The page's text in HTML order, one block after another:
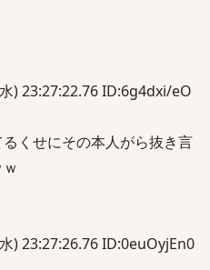
) 23:27:22.76 ID:6g4dxi/eO
くせにその本人がら抜き言
) 23:27:26.76 ID:0euOyjEn0